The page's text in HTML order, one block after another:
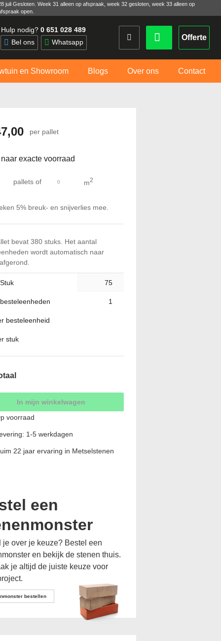
juli Gesloten. Week 31 alleen op afspraak, week 32 gesloten, week 33 alleen op
open.
Hulp nodig?0 651 028 489
Bel ons
Whatsapp
Offerte
en Showroom Blogs Over ons Contact
per pallet
exacte voorraad
pallets of m2
5% breuk- en snijverlies mee.
bevat 380 stuks. Het aantal
wordt automatisch naar
besteleenheid
stuk
In mijn winkelwagen
voorraad
1-5 werkdagen
22 jaar ervaring in Metselstenen
een
je over je keuze? Bestel een
en bekijk de stenen thuis.
je altijd de juiste keuze voor
bestellen